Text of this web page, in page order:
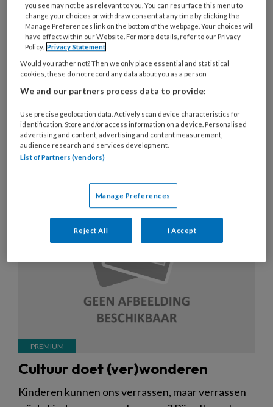
Bij de inrichting van een IKC past een uitdagende
buitenruimte, omdat daarmee de pedagogische
doelen ondersteund worden. Maar hoe pak je dat
aan? Vijf tips van BTL, specialist op het gebied van
de inrichting van buitenruimten.
26 SEPTEMBER 2016
VAKBLAD KINDEROPVANG
GROENE KINDEROPVANG
Cultuur doet (ver)wonderen
Kinderen kunnen ons verrassen, maar verrassen
you see may not be as relevant to you. You can resurface this menu to
change your choices or withdraw consent at any time by clicking the
Manage Preferences link on the bottom of the webpage. Your choices will
have effect within our Website. For more details, refer to our Privacy
Policy. Privacy Statement
Would you rather not? Then we only place essential and statistical
cookies, these do not record any data about you as a person
We and our partners process data to provide:
Use precise geolocation data. Actively scan device characteristics for
identification. Store and/or access information on a device. Personalised
advertising and content, advertising and content measurement,
audience research and services development.
List of Partners (vendors)
Manage Preferences
Reject All I Accept